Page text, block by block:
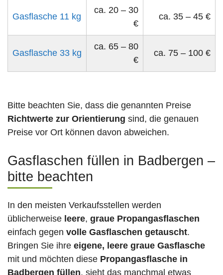
Gasflasche 11 kg
ca. 20 – 30
€
ca. 35 – 45 €
Gasflasche 33 kg
ca. 65 – 80
€
ca. 75 – 100 €
Bitte beachten Sie, dass die genannten Preise
Richtwerte zur Orientierung sind, die genauen
Preise vor Ort können davon abweichen.
Gasflaschen füllen in Badbergen –
bitte beachten
In den meisten Verkaufsstellen werden
üblicherweise leere, graue Propangasflaschen
einfach gegen volle Gasflaschen getauscht.
Bringen Sie ihre eigene, leere graue Gasflasche
mit und möchten diese Propangasflasche in
Badbergen füllen, sieht das manchmal etwas